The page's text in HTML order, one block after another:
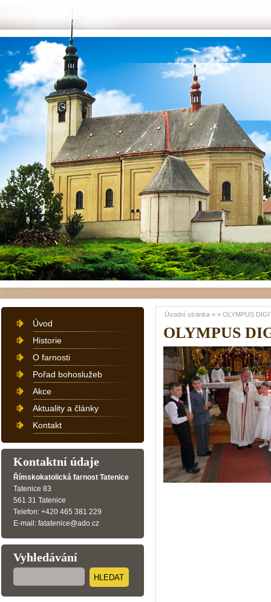
OLYMPUS
Úvodní stránka » » OLYMPUS
Úvod
Historie
O farnosti
Pořad bohoslužeb
Akce
Aktuality a články
Kontakt
Kontaktní údaje
Římskokatolická farnost Tatenice
Tatenice 83
561 31 Tatenice
Telefon: +420 465 381 229
E-mail: fatatenice@ado.cz
Vyhledávání
HLEDAT